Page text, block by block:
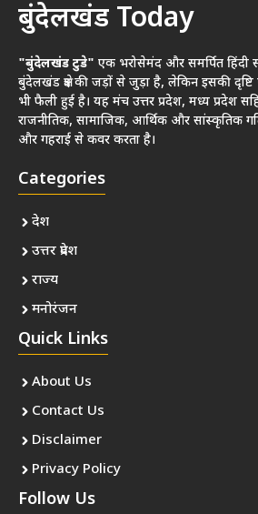
बुंदेलखंड Today
"बुंदेलखंड टुडे" एक भरोसेमंद और समर्पित हिंदी
बुंदेलखंड क्षेत्र की जड़ों से जुड़ा है, लेकिन इसकी
भी फैली हुई है। यह मंच उत्तर प्रदेश, मध्य प्रदेश
राजनीतिक, सामाजिक, आर्थिक और सांस्कृतिक
और गहराई से कवर करता है।
Categories
देश
उत्तर प्रदेश
राज्य
मनोरंजन
Quick Links
About Us
Contact Us
Disclaimer
Privacy Policy
Follow Us